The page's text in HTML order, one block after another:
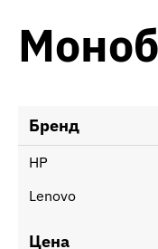
Бренд
HP
Lenovo
Цена